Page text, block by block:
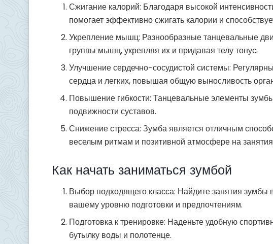
Сжигание калорий: Благодаря высокой
помогает эффективно сжигать калории и
Укрепление мышц: Разнообразные танцевальные
группы мышц, укрепляя их и придавая телу тонус.
Улучшение сердечно-сосудистой системы:
сердца и легких, повышая общую выносливость
Повышение гибкости: Танцевальные элементы
подвижности суставов.
Снижение стресса: Зумба является отличным
веселым ритмам и позитивной атмосфере на
Как начать заниматься зумбой
Выбор подходящего класса: Найдите занятия зумбы
вашему уровню подготовки и предпочтениям.
Подготовка к тренировке: Наденьте удобную
бутылку воды и полотенце.